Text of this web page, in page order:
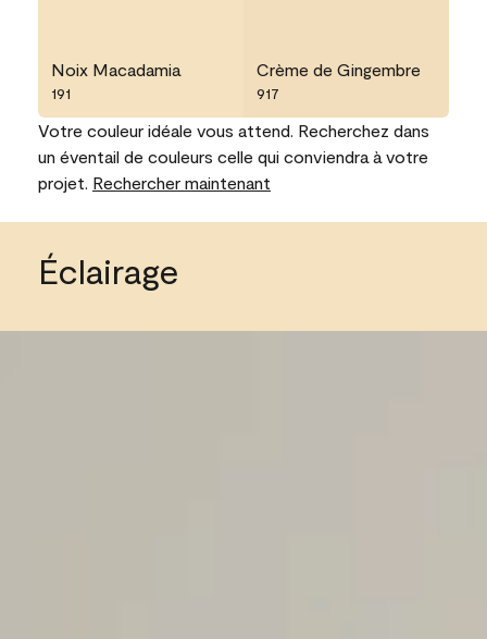
Noix Macadamia
191
Crème de Gingembre
917
Votre couleur idéale vous attend. Recherchez dans
un éventail de couleurs celle qui conviendra à votre
projet. Rechercher maintenant
Éclairage